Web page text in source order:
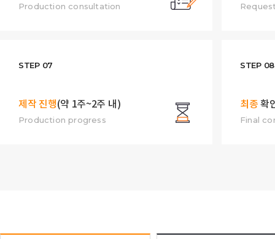
Production consultation
STEP 07
제작 진행(약 1주~2주 내)
Production progress
STEP 08
최종 확
Final